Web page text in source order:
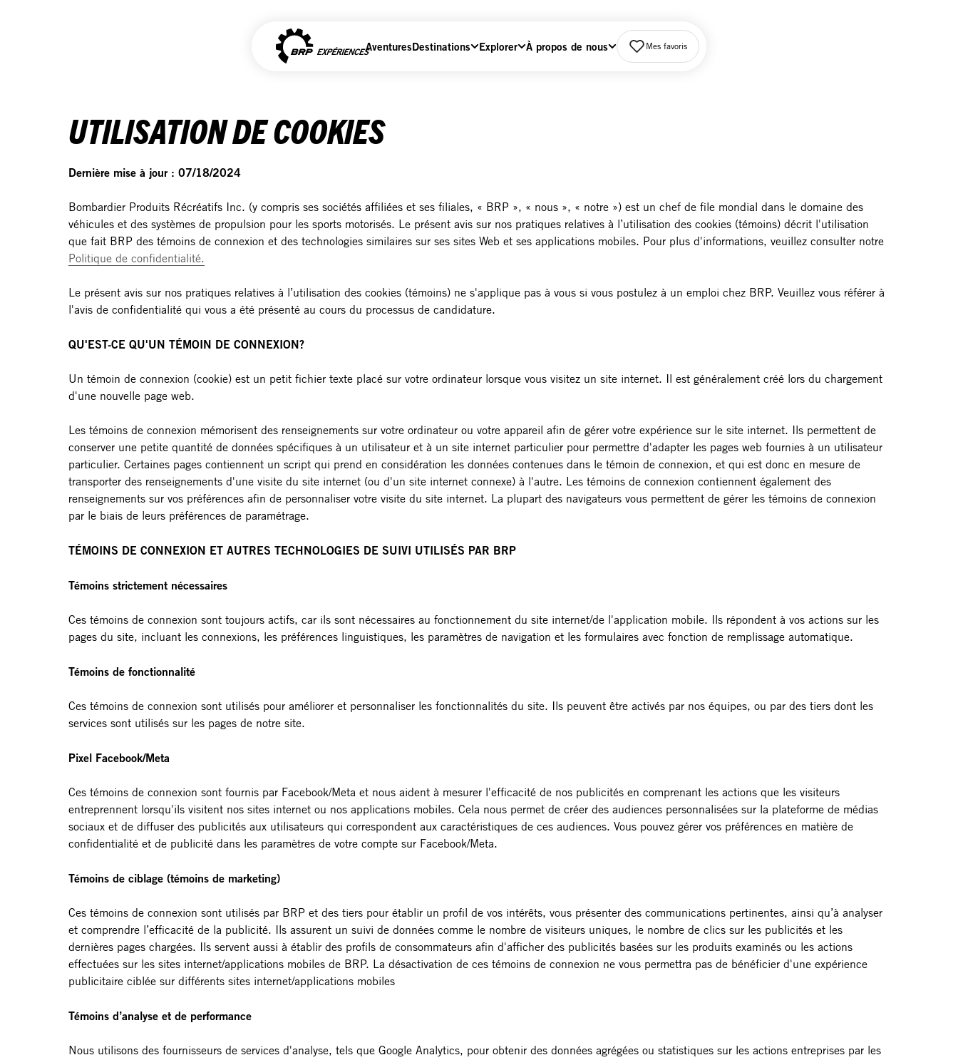
AventuresDestinations Explorer À propos de nous Mes favoris
UTILISATION DE COOKIES
Dernière mise à jour : 07/18/2024
Bombardier Produits Récréatifs Inc. (y compris ses sociétés affiliées et ses filiales, « BRP », « nous », « notre ») est un chef de file mondial dans le domaine des
véhicules et des systèmes de propulsion pour les sports motorisés. Le présent avis sur nos pratiques relatives à l’utilisation des cookies (témoins) décrit l'utilisation
que fait BRP des témoins de connexion et des technologies similaires sur ses sites Web et ses applications mobiles. Pour plus d'informations, veuillez consulter notre
Politique de confidentialité.
Le présent avis sur nos pratiques relatives à l’utilisation des cookies (témoins) ne s'applique pas à vous si vous postulez à un emploi chez BRP. Veuillez vous référer à
l'avis de confidentialité qui vous a été présenté au cours du processus de candidature.
QU'EST-CE QU'UN TÉMOIN DE CONNEXION?
Un témoin de connexion (cookie) est un petit fichier texte placé sur votre ordinateur lorsque vous visitez un site internet. Il est généralement créé lors du chargement
d'une nouvelle page web.
Les témoins de connexion mémorisent des renseignements sur votre ordinateur ou votre appareil afin de gérer votre expérience sur le site internet. Ils permettent de
conserver une petite quantité de données spécifiques à un utilisateur et à un site internet particulier pour permettre d'adapter les pages web fournies à un utilisateur
particulier. Certaines pages contiennent un script qui prend en considération les données contenues dans le témoin de connexion, et qui est donc en mesure de
transporter des renseignements d'une visite du site internet (ou d'un site internet connexe) à l'autre. Les témoins de connexion contiennent également des
renseignements sur vos préférences afin de personnaliser votre visite du site internet. La plupart des navigateurs vous permettent de gérer les témoins de connexion
par le biais de leurs préférences de paramétrage.
TÉMOINS DE CONNEXION ET AUTRES TECHNOLOGIES DE SUIVI UTILISÉS PAR BRP
Témoins strictement nécessaires
Ces témoins de connexion sont toujours actifs, car ils sont nécessaires au fonctionnement du site internet/de l'application mobile. Ils répondent à vos actions sur les
pages du site, incluant les connexions, les préférences linguistiques, les paramètres de navigation et les formulaires avec fonction de remplissage automatique.
Témoins de fonctionnalité
Ces témoins de connexion sont utilisés pour améliorer et personnaliser les fonctionnalités du site. Ils peuvent être activés par nos équipes, ou par des tiers dont les
services sont utilisés sur les pages de notre site.
Pixel Facebook/Meta
Ces témoins de connexion sont fournis par Facebook/Meta et nous aident à mesurer l'efficacité de nos publicités en comprenant les actions que les visiteurs
entreprennent lorsqu'ils visitent nos sites internet ou nos applications mobiles. Cela nous permet de créer des audiences personnalisées sur la plateforme de médias
sociaux et de diffuser des publicités aux utilisateurs qui correspondent aux caractéristiques de ces audiences. Vous pouvez gérer vos préférences en matière de
confidentialité et de publicité dans les paramètres de votre compte sur Facebook/Meta.
Témoins de ciblage (témoins de marketing)
Ces témoins de connexion sont utilisés par BRP et des tiers pour établir un profil de vos intérêts, vous présenter des communications pertinentes, ainsi qu’à analyser
et comprendre l’efficacité de la publicité. Ils assurent un suivi de données comme le nombre de visiteurs uniques, le nombre de clics sur les publicités et les
dernières pages chargées. Ils servent aussi à établir des profils de consommateurs afin d'afficher des publicités basées sur les produits examinés ou les actions
effectuées sur les sites internet/applications mobiles de BRP. La désactivation de ces témoins de connexion ne vous permettra pas de bénéficier d'une expérience
publicitaire ciblée sur différents sites internet/applications mobiles
Témoins d’analyse et de performance
Nous utilisons des fournisseurs de services d'analyse, tels que Google Analytics, pour obtenir des données agrégées ou statistiques sur les actions entreprises par les